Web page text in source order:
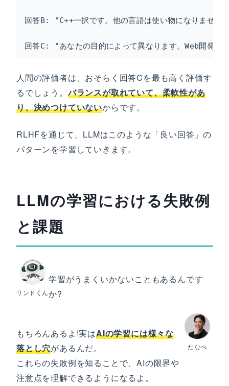
回答B: "C++一択です。他の言語は使い物になりません
回答C: "あなたの目的によって異なります。Web開発
人間の評価者は、おそらく回答Cを最も高く評価す
るでしょう。バランスが取れていて、柔軟性があ
り、決めつけていないからです。
RLHFを通じて、LLMはこのような「良い回答」の
パターンを学習していきます。
LLMの学習における失敗例
と課題
リンドくん
学習がうまくいかないこともあるんです
か?
たなべ
もちろんあるよ!実はAIの学習には様々な
落とし穴があるんだ。
これらの失敗例を知ることで、AIの限界や
注意点を理解できるようになるよ。